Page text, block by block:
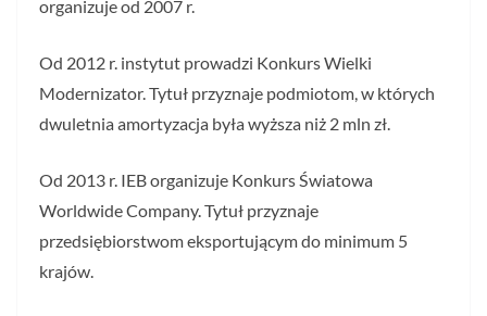
organizuje od 2007 r.
Od 2012 r. instytut prowadzi Konkurs Wielki
Modernizator. Tytuł przyznaje podmiotom, w których
dwuletnia amortyzacja była wyższa niż 2 mln zł.
Od 2013 r. IEB organizuje Konkurs Światowa
Worldwide Company. Tytuł przyznaje
przedsiębiorstwom eksportującym do minimum 5
krajów.